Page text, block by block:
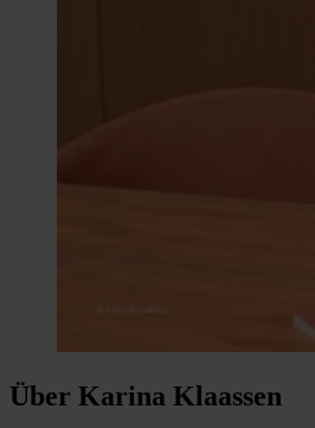
Über Karina Klaassen